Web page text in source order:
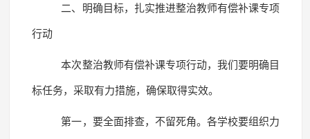
二、明确目标，扎实推进整治教师有偿补课专项
行动
本次整治教师有偿补课专项行动，我们要明确目
标任务，采取有力措施，确保取得实效。
第一，要全面排查，不留死角。各学校要组织力